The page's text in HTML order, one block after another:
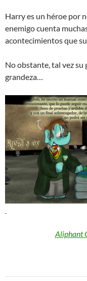
Harry es un héroe por
enemigo cuenta
acontecimientos que
No obstante, tal vez su
grandeza…
Aliphant